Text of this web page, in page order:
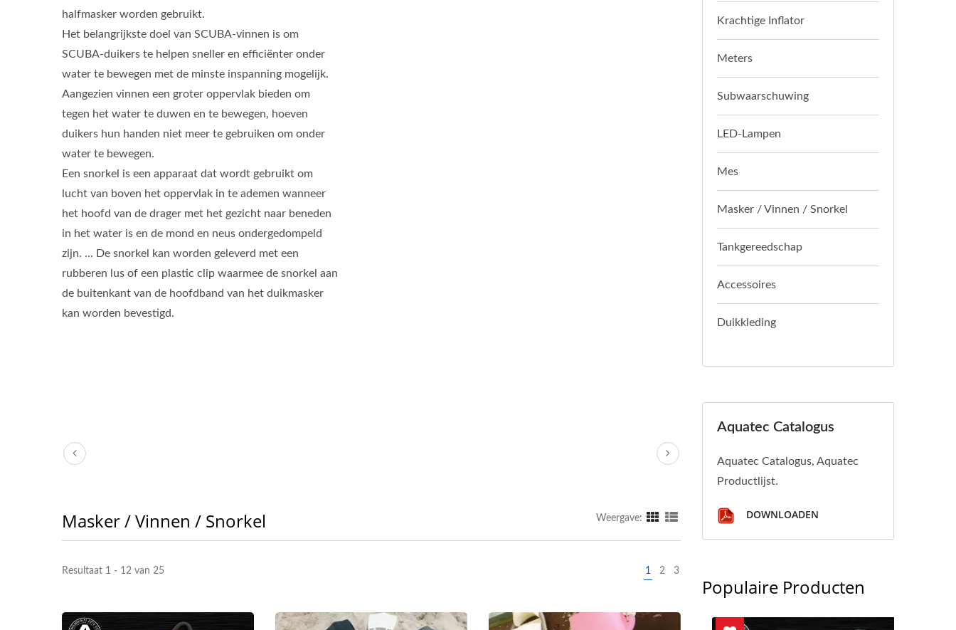
halfmasker worden gebruikt.
Het belangrijkste doel van SCUBA-vinnen is om
SCUBA-duikers te helpen sneller en efficiënter onder
water te bewegen met de minste inspanning mogelijk.
Aangezien vinnen een groter oppervlak bieden om
tegen het water te duwen en te bewegen, hoeven
duikers hun handen niet meer te gebruiken om onder
water te bewegen.
Een snorkel is een apparaat dat wordt gebruikt om
lucht van boven het oppervlak in te ademen wanneer
het hoofd van de drager met het gezicht naar beneden
in het water is en de mond en neus ondergedompeld
zijn. ... De snorkel kan worden geleverd met een
rubberen lus of een plastic clip waarmee de snorkel aan
de buitenkant van de hoofdband van het duikmasker
kan worden bevestigd.
Masker / Vinnen / Snorkel Weergave:
Resultaat 1 - 12 van 25 1 2 3
Krachtige Inflator
Meters
Subwaarschuwing
LED-Lampen
Mes
Masker / Vinnen / Snorkel
Tankgereedschap
Accessoires
Duikkleding
Aquatec Catalogus
Aquatec Catalogus, Aquatec
Productlijst.
DOWNLOADEN
Populaire Producten